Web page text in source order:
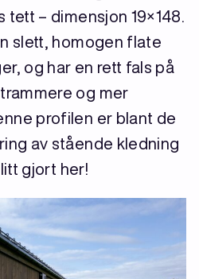
– dimensjon 19×148.
slett, homogen flate
og har en rett fals på
og mer
profilen er blant de
av stående kledning
gjort her!